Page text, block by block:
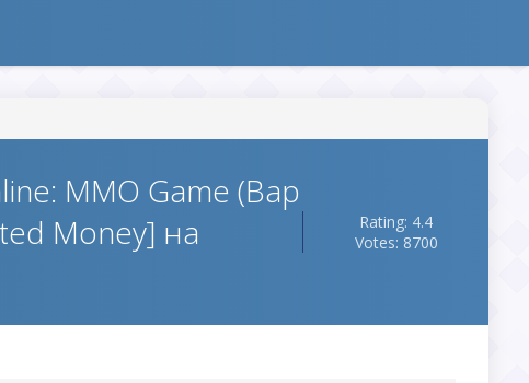
MMO Game (Вар
Money] на
Rating: 4.4
Votes: 8700